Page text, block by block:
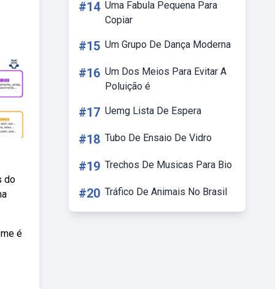
do
é
#14 Uma Fabula Pequena Para
Copiar
#15 Um Grupo De Dança Moderna
#16 Um Dos Meios Para Evitar A
Poluição é
#17 Uemg Lista De Espera
#18 Tubo De Ensaio De Vidro
#19 Trechos De Musicas Para Bio
#20 Tráfico De Animais No Brasil